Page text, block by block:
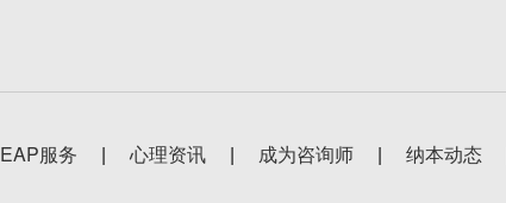
EAP服务 | 心理资讯 | 成为咨询师 | 纳本动态